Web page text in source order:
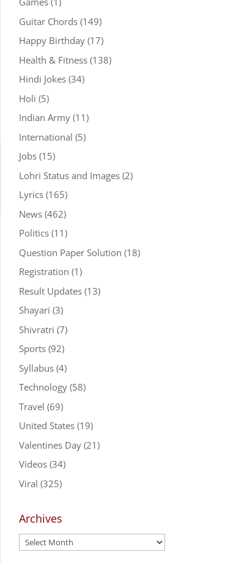
Guitar Chords(149)
Happy Birthday(17)
Health & Fitness(138)
Hindi Jokes(34)
Holi (5)
Indian Army(11)
International (5)
Jobs(15)
Lohri Status and Images(2)
Lyrics(165)
News(462)
Politics(11)
Question Paper Solution (18)
Registration (1)
Result Updates(13)
Shayari (3)
Shivratri (7)
Sports(92)
Syllabus(4)
Technology(58)
Travel (69)
United States(19)
Valentines Day(21)
Videos(34)
Viral (325)
Archives
Archives